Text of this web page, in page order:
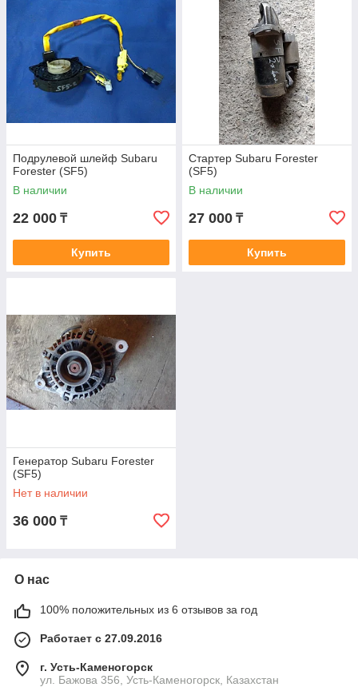
Подрулевой шлейф Subaru
Forester (SF5)
В наличии
22 000 ₸
Купить
Стартер Subaru Forester
(SF5)
В наличии
27 000 ₸
Купить
Генератор Subaru Forester
(SF5)
Нет в наличии
36 000 ₸
О нас
100% положительных из 6 отзывов за год
Работает с 27.09.2016
г. Усть-Каменогорск
ул. Бажова 356, Усть-Каменогорск, Казахстан